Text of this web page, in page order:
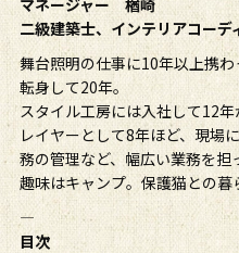
二級建築士、インテリアコーデ
舞台照明の仕事に10年以上携
転身して20年。
スタイル工房には入社して12
レイヤーとして8年ほど、現場
務の管理など、幅広い業務を担
趣味はキャンプ。保護猫との暮
――――――――――――――――
目次